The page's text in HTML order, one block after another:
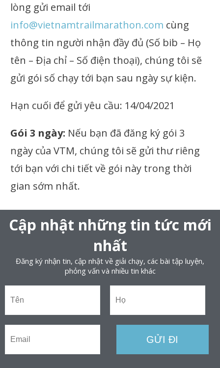
lòng gửi email tới
info@vietnamtrailmarathon.com cùng
thông tin người nhận đầy đủ (Số bib – Họ
tên – Địa chỉ – Số điện thoại), chúng tôi sẽ
gửi gói số chạy tới bạn sau ngày sự kiện.
Hạn cuối để gửi yêu cầu: 14/04/2021
Gói 3 ngày: Nếu bạn đã đăng ký gói 3
ngày của VTM, chúng tôi sẽ gửi thư riêng
tới bạn với chi tiết về gói này trong thời
gian sớm nhất.
Cập nhật những tin tức mới
nhất
Đăng ký nhận tin, cập nhật về giải chạy, các bài tập luyện,
phỏng vấn và nhiều tin khác